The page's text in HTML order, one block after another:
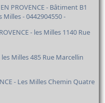
PROVENCE - Bâtiment B1
Milles - 0442904550 -
- les Milles 1140 Rue
les Milles 485 Rue Marcellin
- Les Milles Chemin Quatre